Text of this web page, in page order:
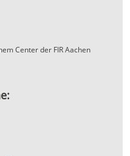
Center der FIR Aachen